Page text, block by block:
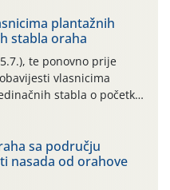
grinja (23.7., 14.7.,
je zabilježeno je
razdoblje, uz
plantažnih
stabla oraha
te ponovno prije
vlasnicima
stabla o početku
suzbijanja
Već dvanaest dana
udar”, koji naročito
05.8.), jer najviše
[…]
sa području
nasada od orahove